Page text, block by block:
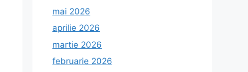
mai 2026
aprilie 2026
martie 2026
februarie 2026